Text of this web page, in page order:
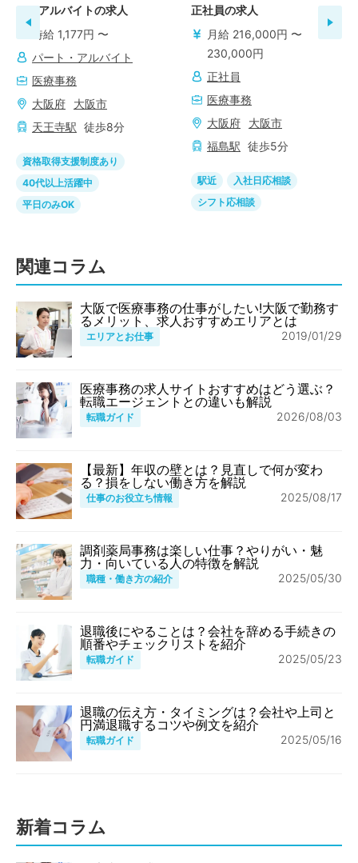
ト・アルバイトの求人
時給 1,177円 〜
パート・アルバイト
医療事務
大阪府
大阪市
天王寺駅 徒歩8分
資格取得支援制度あり
40代以上活躍中
平日のみOK
正社員の求人
月給 216,000円 〜
230,000円
正社員
医療事務
大阪府
大阪市
福島駅 徒歩5分
駅近
入社日応相談
シフト応相談
関連コラム
大阪で医療事務の仕事がしたい!大阪で勤務す
るメリット、求人おすすめエリアとは
エリアとお仕事 2019/01/29
医療事務の求人サイトおすすめはどう選ぶ？
転職エージェントとの違いも解説
転職ガイド 2026/08/03
【最新】年収の壁とは？見直しで何が変わ
る？損をしない働き方を解説
仕事のお役立ち情報 2025/08/17
調剤薬局事務は楽しい仕事？やりがい・魅
力・向いている人の特徴を解説
職種・働き方の紹介 2025/05/30
退職後にやることは？会社を辞める手続きの
順番やチェックリストを紹介
転職ガイド 2025/05/23
退職の伝え方・タイミングは？会社や上司と
円満退職するコツや例文を紹介
転職ガイド 2025/05/16
新着コラム